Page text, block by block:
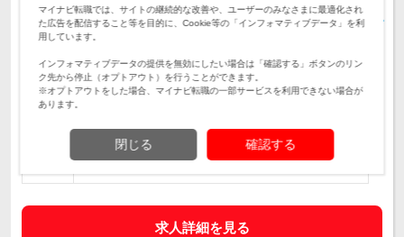
仕事内容
ー）のポジションの求人です
対象と
なる方
【必須要件】 ※いずれか必須（10年以上） ・半導体製造装置
（駆動系）の機械設計 【歓迎要件】 ・装置安全審査に関わる
業務経…
年収 400 ～ 1500 万円 880万円/35歳/基本給＋地域手当＋賞与
求人詳細を見る
マイナビ転職では、サイトの継続的な改善や、ユーザーのみなさまに最適化され
た広告を配信すること等を目的に、Cookie等の「インフォマティブデータ」を利
用しています。
インフォマティブデータの提供を無効にしたい場合は「確認する」ボタンのリン
ク先から停止（オプトアウト）を行うことができます。
※オプトアウトをした場合、マイナビ転職の一部サービスを利用できない場合が
あります。
閉じる 確認する